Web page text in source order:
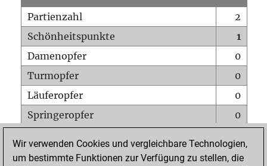
Partienzahl
2
Schönheitspunkte
1
Damenopfer
0
Turmopfer
0
Läuferopfer
0
Springeropfer
0
Matt auf vollem Brett
0
Wir verwenden Cookies und vergleichbare Technologien,
um bestimmte Funktionen zur Verfügung zu stellen, die